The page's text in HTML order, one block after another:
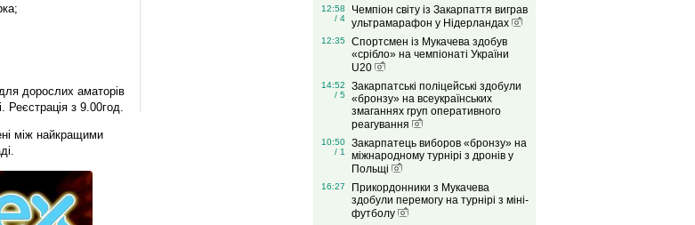
дорослих аматорів
з 9.00год.
між найкращими
12:58
/ 4
Чемпіон світу із Закарпаття виграв
ультрамарафон у Нідерландах
12:35
Спортсмен із Мукачева здобув
«срібло» на чемпіонаті України
U20
14:52
/ 5
Закарпатські поліцейські здобули
«бронзу» на всеукраїнських
змаганнях груп оперативного
реагування
10:50
/ 1
Закарпатець виборов «бронзу» на
міжнародному турнірі з дронів у
Польщі
16:27
Прикордонники з Мукачева
здобули перемогу на турнірі з міні-
футболу